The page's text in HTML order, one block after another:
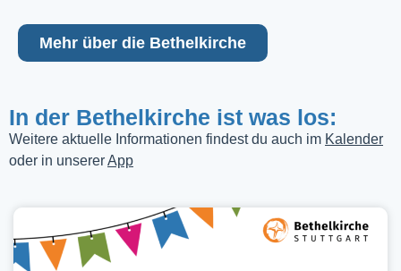
Mehr über die Bethelkirche
In der Bethelkirche ist was los:
Weitere aktuelle Informationen findest du auch im Kalender
oder in unsererApp